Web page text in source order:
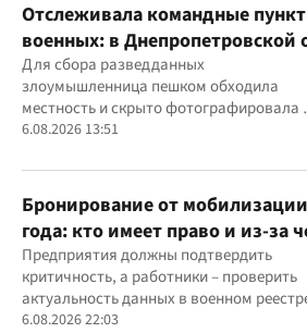
Отслеживала командные
военных: в Днепропетровской
задержали агентку ФСБ
Для сбора разведданных
злоумышленница пешком обходила
местность и скрыто фотографировала
обозначала на гугл-картах объекты
6.08.2026 13:51
Бронирование от мобилизации
года: кто имеет право и из-за
отказать
Предприятия должны подтвердить
критичность, а работники – проверить
актуальность данных в военном
6.08.2026 22:03